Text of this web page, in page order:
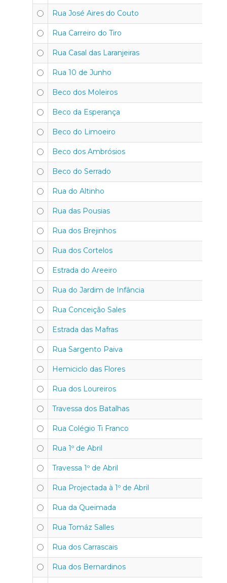
Rua José Aires do Couto
Rua Carreiro do Tiro
Rua Casal das Laranjeiras
Rua 10 de Junho
Beco dos Moleiros
Beco da Esperança
Beco do Limoeiro
Beco dos Ambrósios
Beco do Serrado
Rua do Altinho
Rua das Pousias
Rua dos Brejinhos
Rua dos Cortelos
Estrada do Areeiro
Rua do Jardim de Infância
Rua Conceição Sales
Estrada das Mafras
Rua Sargento Paiva
Hemiciclo das Flores
Rua dos Loureiros
Travessa dos Batalhas
Rua Colégio Ti Franco
Rua 1º de Abril
Travessa 1º de Abril
Rua Projectada à 1º de Abril
Rua da Queimada
Rua Tomáz Salles
Rua dos Carrascais
Rua dos Bernardinos